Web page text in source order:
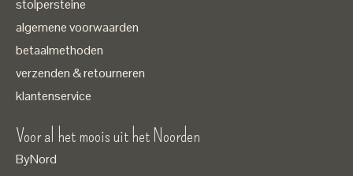
stolpersteine
algemene voorwaarden
betaalmethoden
verzenden & retourneren
klantenservice
Voor al het moois uit het Noorden
ByNord